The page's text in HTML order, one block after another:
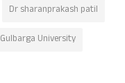
Dr sharanprakash patil
Gulbarga University